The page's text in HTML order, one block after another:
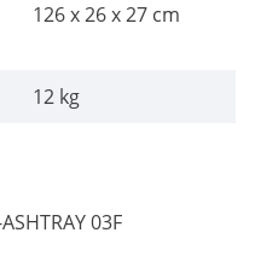
126 x 26 x 27 cm
12 kg
03F